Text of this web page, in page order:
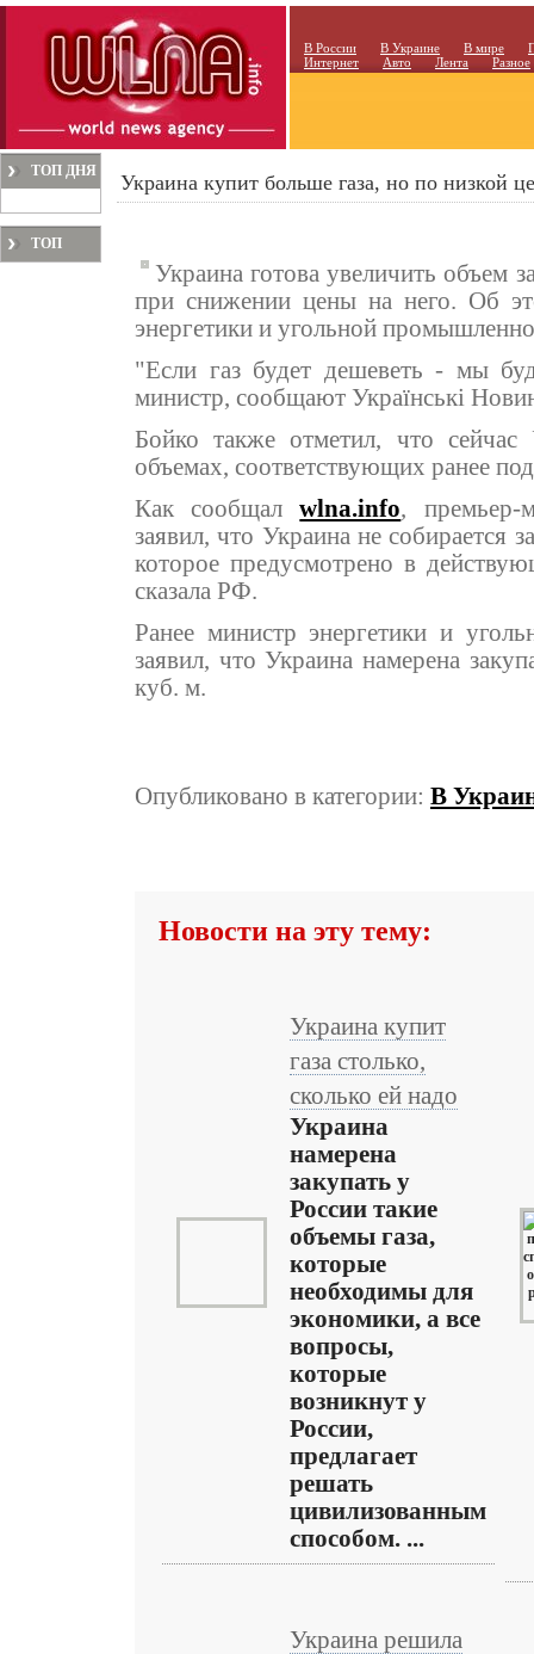
В России В Украине В мире
Интернет
Авто Лента Разное
ТОП ДНЯ
ТОП
Украина купит больше газа, но по низкой
Украина готова увеличить объем
при снижении цены на него. Об
энергетики и угольной
"Если газ будет дешеветь - мы
министр, сообщают Українські
Бойко также отметил, что сейчас
объемах, соответствующих ранее
Как сообщалwlna.info, премьер-
заявил, что Украина не собирается
которое предусмотрено в
сказала РФ.
Ранее министр энергетики и
заявил, что Украина намерена
куб. м.
Опубликовано в категории: В
Новости на эту тему:
Украина купит
газа столько,
сколько ей надо
Украина
намерена
закупать у
России такие
объемы газа,
которые
необходимы для
экономики, а все
вопросы,
которые
возникнут у
России,
предлагает
решать
цивилизованным
способом. ...
Украина решила